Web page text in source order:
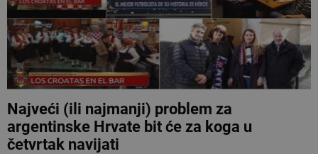
Najveći (ili najmanji) problem za
argentinske Hrvate bit će za koga u
četvrtak navijati